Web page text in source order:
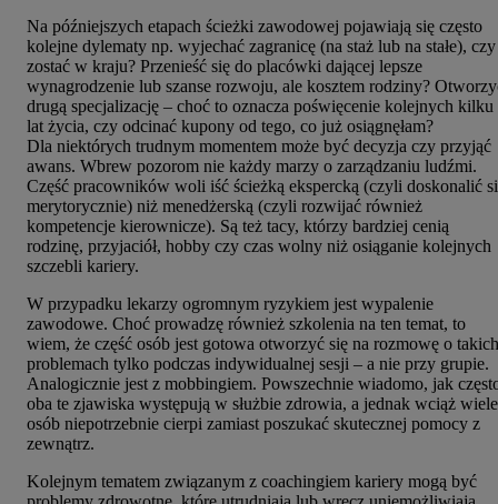
Na późniejszych etapach ścieżki zawodowej pojawiają się często
kolejne dylematy np. wyjechać zagranicę (na staż lub na stałe), czy
zostać w kraju? Przenieść się do placówki dającej lepsze
wynagrodzenie lub szanse rozwoju, ale kosztem rodziny?
drugą specjalizację – choć to oznacza poświęcenie kolejnych kilku
lat życia, czy odcinać kupony od tego, co już osiągnęłam?
Dla niektórych trudnym momentem może być decyzja czy przyjąć
awans. Wbrew pozorom nie każdy marzy o zarządzaniu ludźmi.
Część pracowników woli iść ścieżką ekspercką (czyli doskonalić
merytorycznie) niż menedżerską (czyli rozwijać również
kompetencje kierownicze). Są też tacy, którzy bardziej cenią
rodzinę, przyjaciół, hobby czy czas wolny niż osiąganie kolejnych
szczebli kariery.
W przypadku lekarzy ogromnym ryzykiem jest wypalenie
zawodowe. Choć prowadzę również szkolenia na ten temat, to
wiem, że część osób jest gotowa otworzyć się na rozmowę o takich
problemach tylko podczas indywidualnej sesji – a nie przy grupie.
Analogicznie jest z mobbingiem. Powszechnie wiadomo, jak
oba te zjawiska występują w służbie zdrowia, a jednak wciąż wiele
osób niepotrzebnie cierpi zamiast poszukać skutecznej pomocy z
zewnątrz.
Kolejnym tematem związanym z coachingiem kariery mogą być